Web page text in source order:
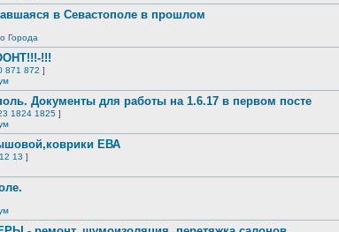
в Севастополе в прошлом
Города
!!!
871 872 ]
Документы для работы на 1.6.17 в первом посте
1824 1825 ]
ЕВА
12 13 ]